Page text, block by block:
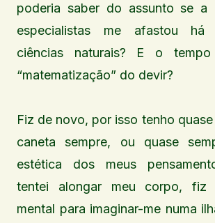
poderia saber do assunto se a
especialistas me afastou há
ciências naturais? E o
“matematização” do devir?
Fiz de novo, por isso tenho
caneta sempre, ou quase
estética dos meus
tentei alongar meu corpo, fiz
mental para imaginar-me numa